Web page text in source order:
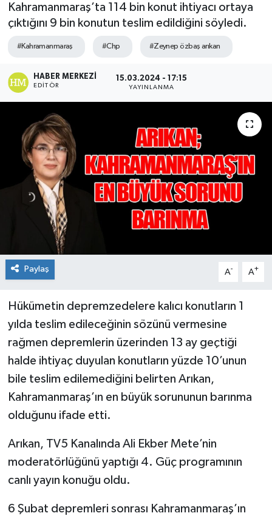
Kahramanmaraş’ta 114 bin konut ihtiyacı ortaya
çıktığını 9 bin konutun teslim edildiğini söyledi.
#Kahramanmaraş #Chp #Zeynep özbaş arıkan
HABER MERKEZI
EDITÖR
15.03.2024 - 17:15
YAYINLANMA
Paylaş A- A+
Hükümetin depremzedelere kalıcı konutların 1
yılda teslim edileceğinin sözünü vermesine
rağmen depremlerin üzerinden 13 ay geçtiği
halde ihtiyaç duyulan konutların yüzde 10’unun
bile teslim edilemediğini belirten Arıkan,
Kahramanmaraş’ın en büyük sorununun barınma
olduğunu ifade etti.
Arıkan, TV5 Kanalında Ali Ekber Mete’nin
moderatörlüğünü yaptığı 4. Güç programının
canlı yayın konuğu oldu.
6 Şubat depremleri sonrası Kahramanmaraş’ın
Sağlık
Spor
Tarih - Kültür - Sanat - Turizm
Yaşam